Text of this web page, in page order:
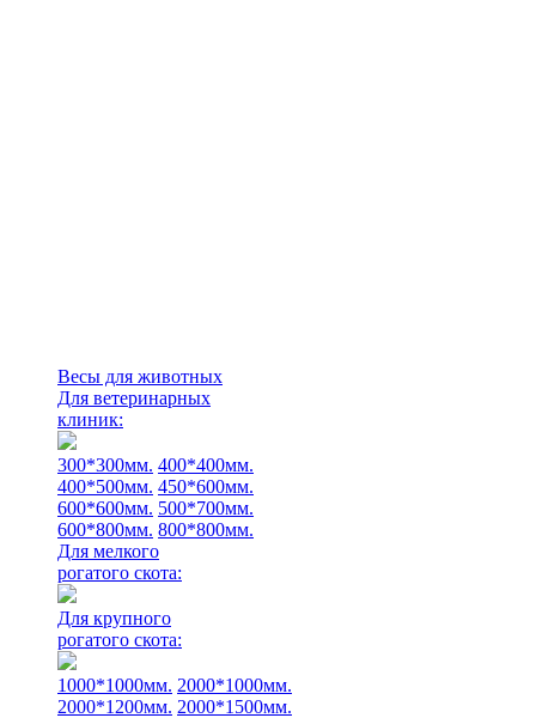
Весы для животных
Для ветеринарных
клиник:
300*300мм. 400*400мм.
400*500мм. 450*600мм.
600*600мм. 500*700мм.
600*800мм. 800*800мм.
Для мелкого
рогатого скота:
Для крупного
рогатого скота:
1000*1000мм. 2000*1000мм.
2000*1200мм. 2000*1500мм.